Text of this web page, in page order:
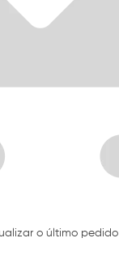
o último pedido